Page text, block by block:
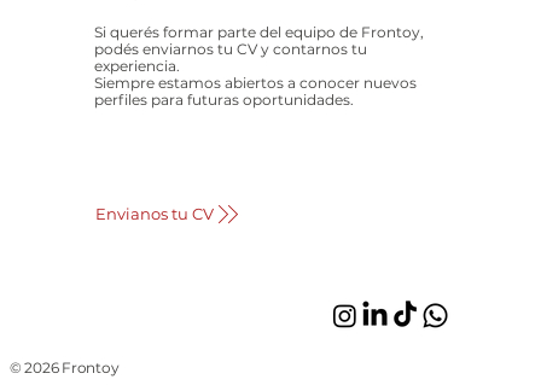
© 2026 Frontoy
Si querés formar parte del equipo de Frontoy,
podés enviarnos tu CV y contarnos tu
experiencia.
Siempre estamos abiertos a conocer nuevos
perfiles para futuras oportunidades.
Envianos tu CV